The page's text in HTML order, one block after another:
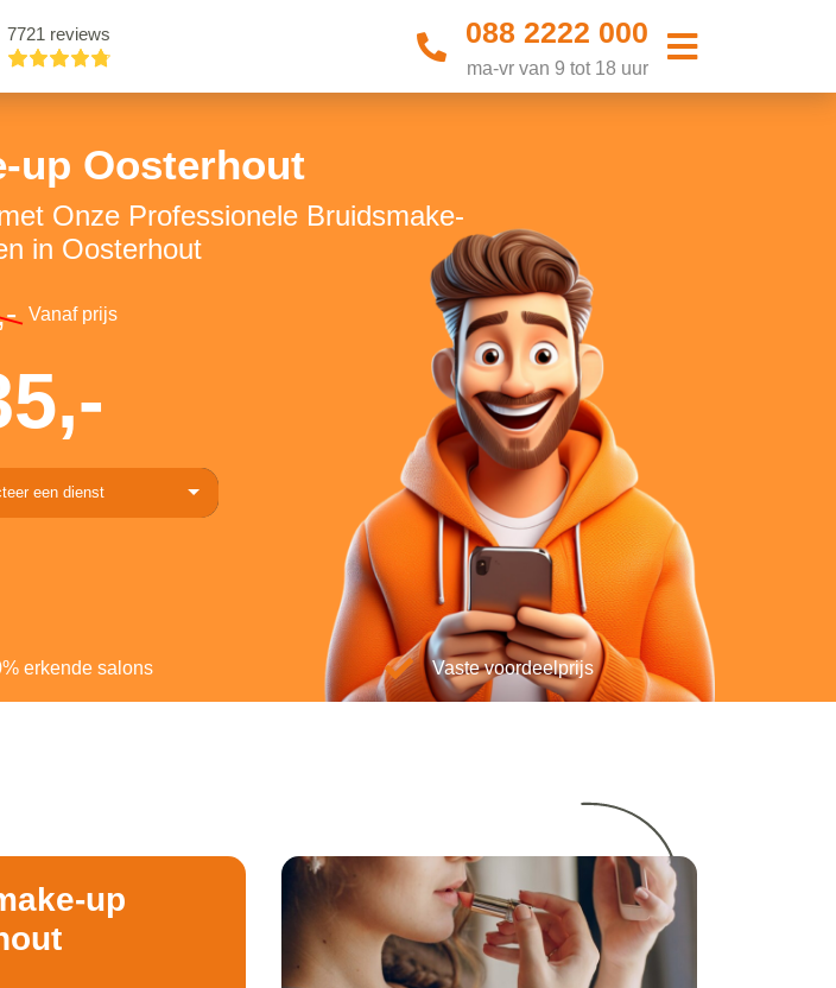
7721 reviews 088 2222 000
ma-vr van 9 tot 18 uur
up Oosterhout
Onze Professionele Bruidsmake-
in Oosterhout
Vanaf prijs
een dienst
erkende salons Vaste voordeelprijs
up